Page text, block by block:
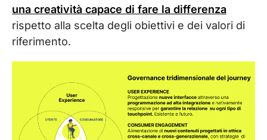
una creatività capace di fare la differenza
rispetto alla scelta degli obiettivi e dei valori di
riferimento.